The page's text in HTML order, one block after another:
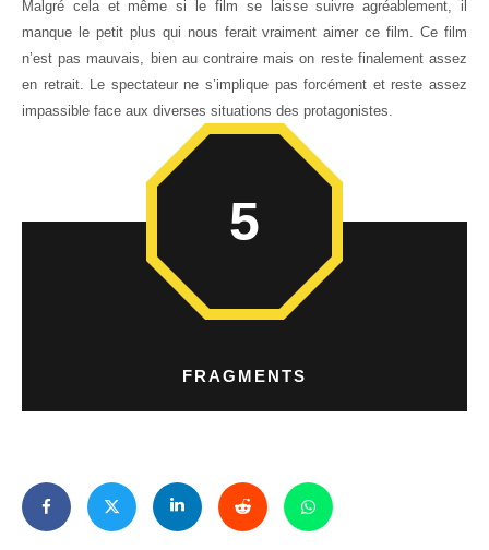
Malgré cela et même si le film se laisse suivre agréablement, il
manque le petit plus qui nous ferait vraiment aimer ce film. Ce film
n’est pas mauvais, bien au contraire mais on reste finalement assez
en retrait. Le spectateur ne s’implique pas forcément et reste assez
impassible face aux diverses situations des protagonistes.
FRAGMENTS
5